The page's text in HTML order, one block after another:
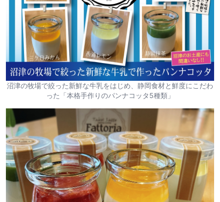
沼津の牧場で絞った新鮮な牛乳をはじめ、静岡食材と鮮度にこだわ
った「本格手作りのパンナコッタ5種類」